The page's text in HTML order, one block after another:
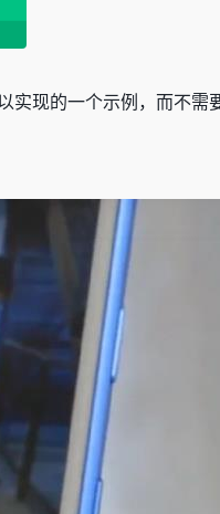
现的一个示例，而不需